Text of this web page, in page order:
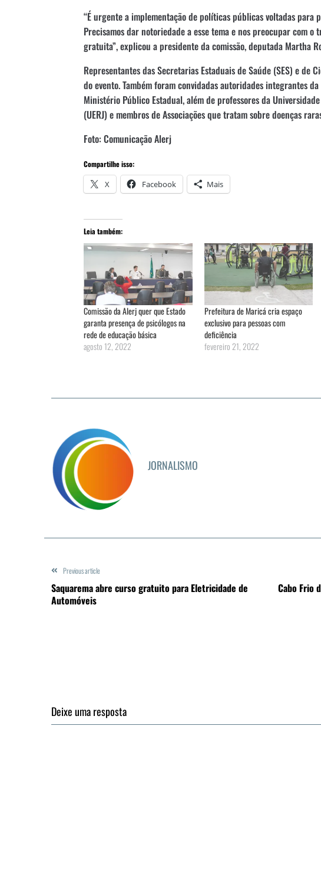
“É urgente a implementação de políticas públicas voltadas para
Precisamos dar notoriedade a esse tema e nos preocupar com o
gratuita”, explicou a presidente da comissão, deputada Martha
Representantes das Secretarias Estaduais de Saúde (SES) e de
do evento. Também foram convidadas autoridades integrantes
Ministério Público Estadual, além de professores da
(UERJ) e membros de Associações que tratam sobre doenças
Foto: Comunicação Alerj
Compartilhe isso:
X Facebook Mais
Leia também:
Comissão da Alerj quer que Estado
garanta presença de psicólogos na
rede de educação básica
agosto 12, 2022
Prefeitura de Maricá cria espaço
exclusivo para pessoas com
deficiência
fevereiro 21, 2022
JORNALISMO
Previous article
Saquarema abre curso gratuito para Eletricidade de
Automóveis
Cabo Frio
Deixe uma resposta